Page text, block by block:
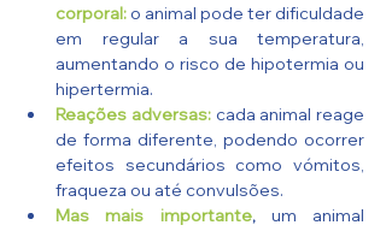
corporal: o animal pode ter dificuldade
em regular a sua temperatura,
aumentando o risco de hipotermia ou
hipertermia.
Reações adversas: cada animal reage
de forma diferente, podendo ocorrer
efeitos secundários como vómitos,
fraqueza ou até convulsões.
Mas mais importante, um animal